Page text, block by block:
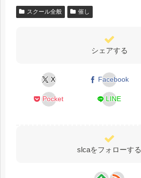
スクール全般 催し
シェアする
X Facebook
Pocket LINE
slcaをフォローする